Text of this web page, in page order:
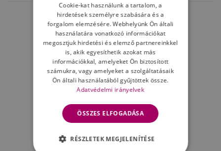
Ne felejtsd el
Cookie-kat használunk a tartalom, a
hirdetések személyre szabására és a
forgalom elemzésére. Webhelyünk Ön általi
használatára vonatkozó információkat
megosztjuk hirdetési és elemző partnereinkkel
is, akik egyesíthetik azokat más
információkkal, amelyeket Ön biztosított
számukra, vagy amelyeket a szolgáltatásaik
Ön általi használatából gyűjtöttek össze.
Adatvédelmi irányelvek
ÖSSZES ELFOGADÁSA
RÉSZLETEK MEGJELENÍTÉSE